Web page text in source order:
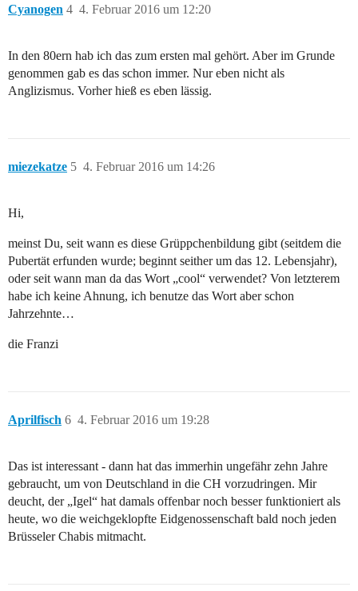
Cyanogen 4. Februar 2016 um 12:20
4
In den 80ern hab ich das zum ersten mal gehört. Aber im Grunde
genommen gab es das schon immer. Nur eben nicht als
Anglizismus. Vorher hieß es eben lässig.
miezekatze 4. Februar 2016 um 14:26
5
Hi,
meinst Du, seit wann es diese Grüppchenbildung gibt (seitdem die
Pubertät erfunden wurde; beginnt seither um das 12. Lebensjahr),
oder seit wann man da das Wort „cool“ verwendet? Von letzterem
habe ich keine Ahnung, ich benutze das Wort aber schon
Jahrzehnte…
die Franzi
Aprilfisch 4. Februar 2016 um 19:28
6
Das ist interessant - dann hat das immerhin ungefähr zehn Jahre
gebraucht, um von Deutschland in die CH vorzudringen. Mir
deucht, der „Igel“ hat damals offenbar noch besser funktioniert als
heute, wo die weichgeklopfte Eidgenossenschaft bald noch jeden
Brüsseler Chabis mitmacht.